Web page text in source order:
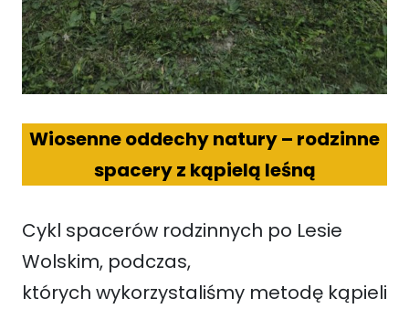
Wiosenne oddechy natury – rodzinne
spacery z kąpielą leśną
Cykl spacerów rodzinnych po Lesie
Wolskim, podczas,
których wykorzystaliśmy metodę kąpieli